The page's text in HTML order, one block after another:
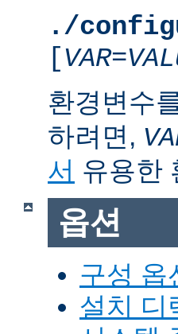
./
[VAR=
환경변수
하려면,
서 유용한
옵션
구성 옵
설치 디